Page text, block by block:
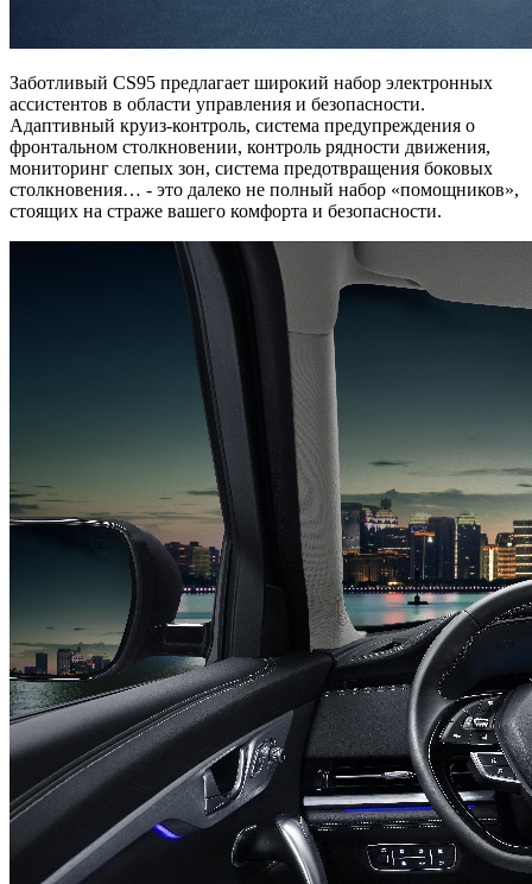
Заботливый CS95 предлагает широкий набор электронных
ассистентов в области управления и безопасности.
Адаптивный круиз-контроль, система предупреждения о
фронтальном столкновении, контроль рядности движения,
мониторинг слепых зон, система предотвращения боковых
столкновения… - это далеко не полный набор «помощников»,
стоящих на страже вашего комфорта и безопасности.